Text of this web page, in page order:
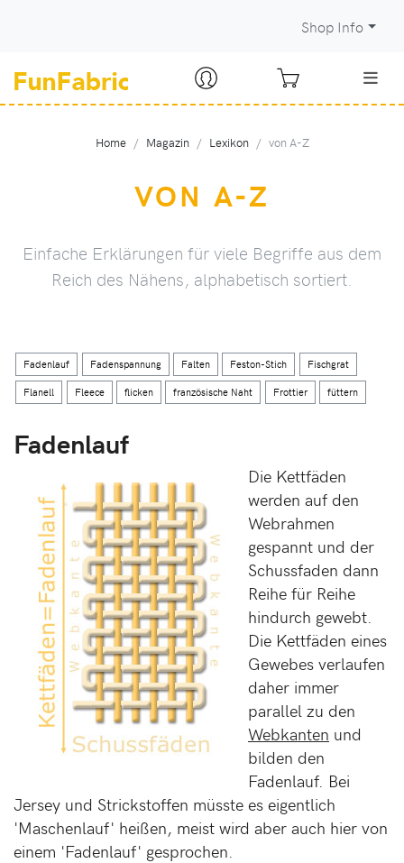
Shop Info
Home Magazin Lexikon von A-Z
VON A-Z
Einfache Erklärungen für viele Begriffe aus dem
Reich des Nähens, alphabetisch sortiert.
Fadenlauf Fadenspannung Falten Feston-Stich Fischgrat
Flanell Fleece flicken französische Naht Frottier füttern
Fadenlauf
Die Kettfäden
werden auf den
Webrahmen
gespannt und der
Schussfaden dann
Reihe für Reihe
hindurch gewebt.
Die Kettfäden eines
Gewebes verlaufen
daher immer
parallel zu den
Webkanten und
bilden den
Fadenlauf. Bei
Jersey und Strickstoffen müsste es eigentlich
'Maschenlauf' heißen, meist wird aber auch hier von
einem 'Fadenlauf' gesprochen.